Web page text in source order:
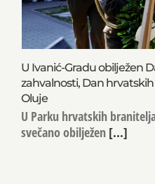
U Ivanić-Gradu obilježen
zahvalnosti, Dan
Oluje
U Parku hrvatskih
svečano obilježen [...]